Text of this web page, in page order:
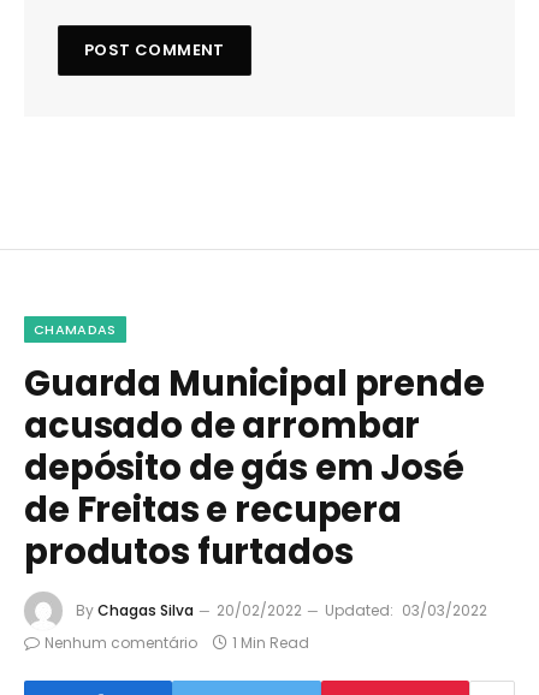
CHAMADAS
Guarda Municipal prende
acusado de arrombar
depósito de gás em José
de Freitas e recupera
produtos furtados
ByChagas Silva 20/02/2022 Updated: 03/03/2022
Nenhum comentário
1 Min Read